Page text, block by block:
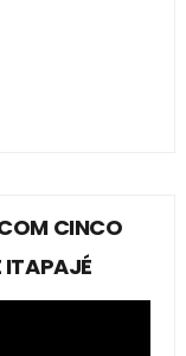
CINCO
ITAPAJÉ